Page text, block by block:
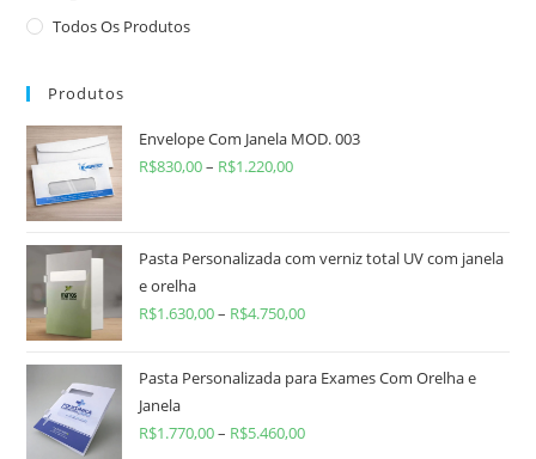
Todos Os Produtos
Produtos
Envelope Com Janela MOD. 003
R$830,00– R$1.220,00
Pasta Personalizada com verniz total UV com janela
e orelha
R$1.630,00– R$4.750,00
Pasta Personalizada para Exames Com Orelha e
Janela
R$1.770,00– R$5.460,00